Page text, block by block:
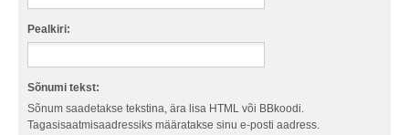
Pealkiri:
Sõnumi tekst:
Sõnum saadetakse tekstina, ära lisa HTML või BBkoodi.
Tagasisaatmisaadressiks määratakse sinu e-posti aadress.